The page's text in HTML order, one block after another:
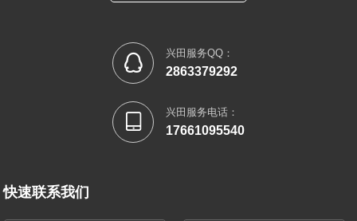
 兴田服务QQ：
2863379292
 兴田服务电话：
17661095540
快速联系我们